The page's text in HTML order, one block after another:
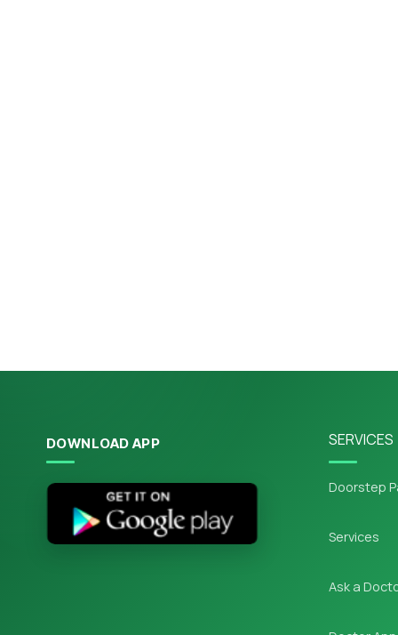
DOWNLOAD APP SERVICES
Doorstep
Services
Ask a